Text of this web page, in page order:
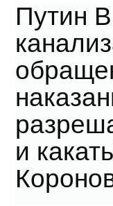
Путин
и